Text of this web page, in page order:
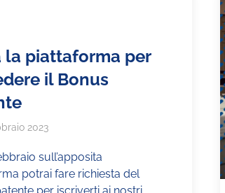
la piattaforma per
il Bonus
2023
sull’apposita
potrai fare richiesta del